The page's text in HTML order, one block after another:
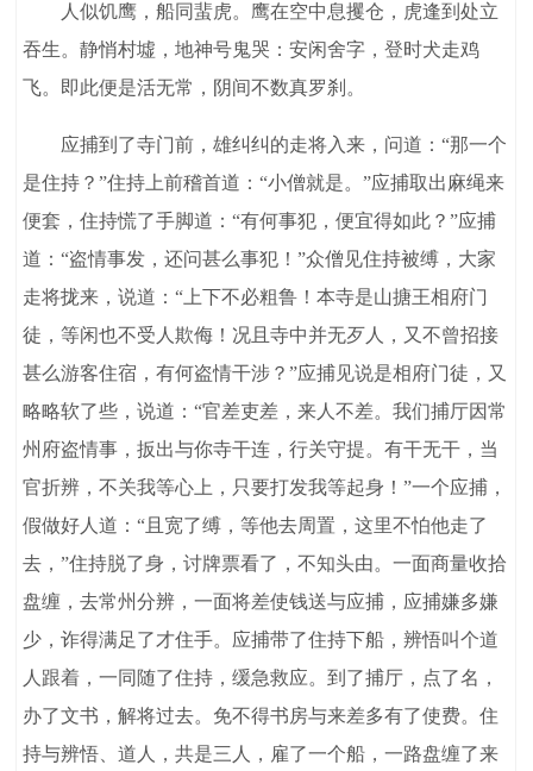
人似饥鹰，船同蜚虎。鹰在空中息攫仓，虎逢到处立
吞生。静悄村墟，地神号鬼哭：安闲舍字，登时犬走鸡
飞。即此便是活无常，阴间不数真罗刹。
应捕到了寺门前，雄纠纠的走将入来，问道：“那一个
是住持？”住持上前稽首道：“小僧就是。”应捕取出麻绳来
便套，住持慌了手脚道：“有何事犯，便宜得如此？”应捕
道：“盗情事发，还问甚么事犯！”众僧见住持被缚，大家
走将拢来，说道：“上下不必粗鲁！本寺是山搪王相府门
徒，等闲也不受人欺侮！况且寺中并无歹人，又不曾招接
甚么游客住宿，有何盗情干涉？”应捕见说是相府门徒，又
略略软了些，说道：“官差吏差，来人不差。我们捕厅因常
州府盗情事，扳出与你寺干连，行关守提。有干无干，当
官折辨，不关我等心上，只要打发我等起身！”一个应捕，
假做好人道：“且宽了缚，等他去周置，这里不怕他走了
去，”住持脱了身，讨牌票看了，不知头由。一面商量收拾
盘缠，去常州分辨，一面将差使钱送与应捕，应捕嫌多嫌
少，诈得满足了才住手。应捕带了住持下船，辨悟叫个道
人跟着，一同随了住持，缓急救应。到了捕厅，点了名，
办了文书，解将过去。免不得书房与来差多有了使费。住
持与辨悟、道人，共是三人，雇了一个船，一路盘缠了来